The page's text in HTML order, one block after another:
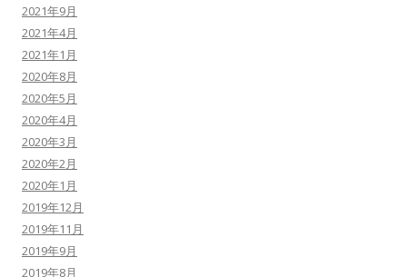
2021年9月
2021年4月
2021年1月
2020年8月
2020年5月
2020年4月
2020年3月
2020年2月
2020年1月
2019年12月
2019年11月
2019年9月
2019年8月